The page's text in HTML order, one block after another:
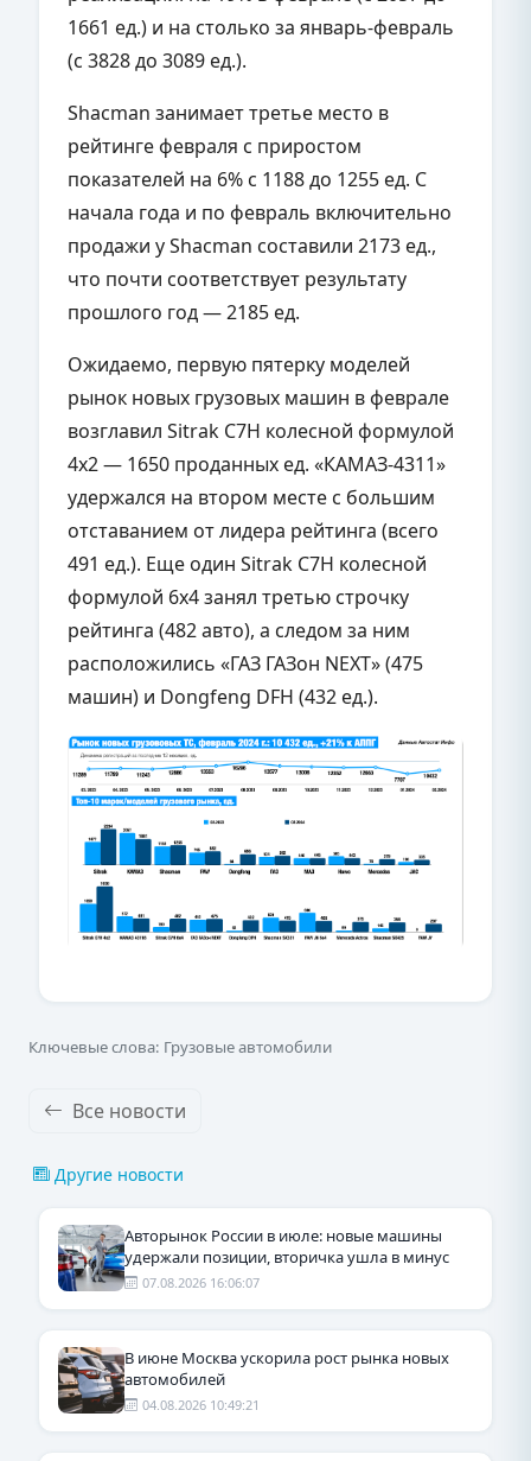
1661 ед.) и на столько за январь-февраль
(с 3828 до 3089 ед.).
Shacman занимает третье место в
рейтинге февраля с приростом
показателей на 6% с 1188 до 1255 ед. С
начала года и по февраль включительно
продажи у Shacman составили 2173 ед.,
что почти соответствует результату
прошлого год — 2185 ед.
Ожидаемо, первую пятерку моделей
рынок новых грузовых машин в феврале
возглавил Sitrak C7H колесной формулой
4х2 — 1650 проданных ед. «КАМАЗ-4311»
удержался на втором месте с большим
отставанием от лидера рейтинга (всего
491 ед.). Еще один Sitrak C7H колесной
формулой 6х4 занял третью строчку
рейтинга (482 авто), а следом за ним
расположились «ГАЗ ГАЗон NEXT» (475
машин) и Dongfeng DFH (432 ед.).
Ключевые слова: Грузовые автомобили
Все новости
Другие новости
Авторынок России в июле: новые машины
удержали позиции, вторичка ушла в минус
07.08.2026 16:06:07
В июне Москва ускорила рост рынка новых
автомобилей
04.08.2026 10:49:21